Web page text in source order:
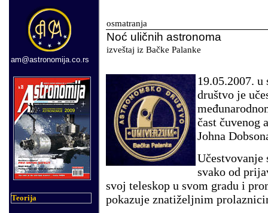
am@astronomija.co.rs
Teorija
osmatranja
Noć uličnih astronoma
izveštaj iz Bačke Palanke
19.05.2007. u
društvo je
čast čuvenog
Johna
Učestvovanje
svako od
svoj teleskop u svom gradu i
pokazuje znatiželjnim